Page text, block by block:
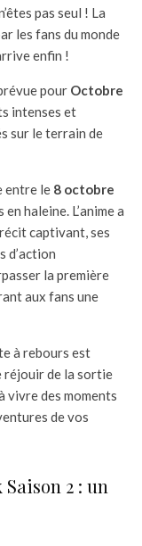
pas seul ! La
les fans du monde
enfin !
pour Octobre
intenses et
sur le terrain de
entre le 8 octobre
haleine. L’anime a
captivant, ses
d’action
la première
aux fans une
à rebours est
réjouir de la sortie
vivre des moments
de vos
2 : un